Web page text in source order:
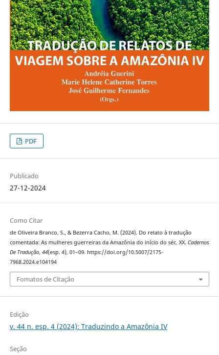
PDF
Publicado
27-12-2024
Como Citar
de Oliveira Branco, S., & Bezerra Cacho, M. (2024). Do relato à tradução
comentada: As mulheres guerreiras da Amazônia do início do séc. XX. Cadernos
De Tradução, 44(esp. 4), 01–09. https://doi.org/10.5007/2175-
7968.2024.e104194
Fomatos de Citação
Edição
v. 44 n. esp. 4 (2024): Traduzindo a Amazônia IV
Seção